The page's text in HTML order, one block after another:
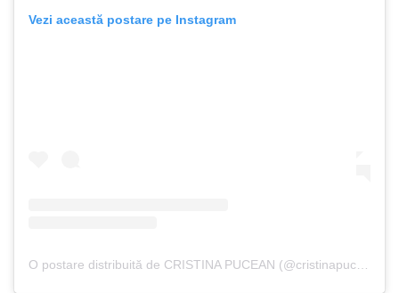
Vezi această postare pe Instagram